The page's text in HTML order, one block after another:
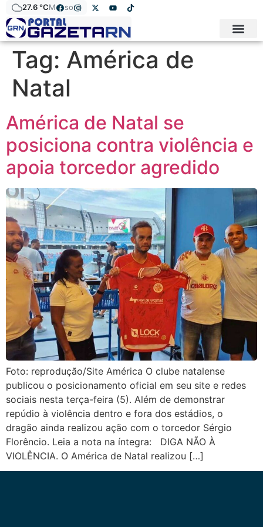
27.6 °CMossoró
Tag: América de
Natal
América de Natal se
posiciona contra violência e
apoia torcedor agredido
Foto: reprodução/Site América O clube natalense
publicou o posicionamento oficial em seu site e redes
sociais nesta terça-feira (5). Além de demonstrar
repúdio à violência dentro e fora dos estádios, o
dragão ainda realizou ação com o torcedor Sérgio
Florêncio. Leia a nota na íntegra: DIGA NÃO À
VIOLÊNCIA. O América de Natal realizou […]